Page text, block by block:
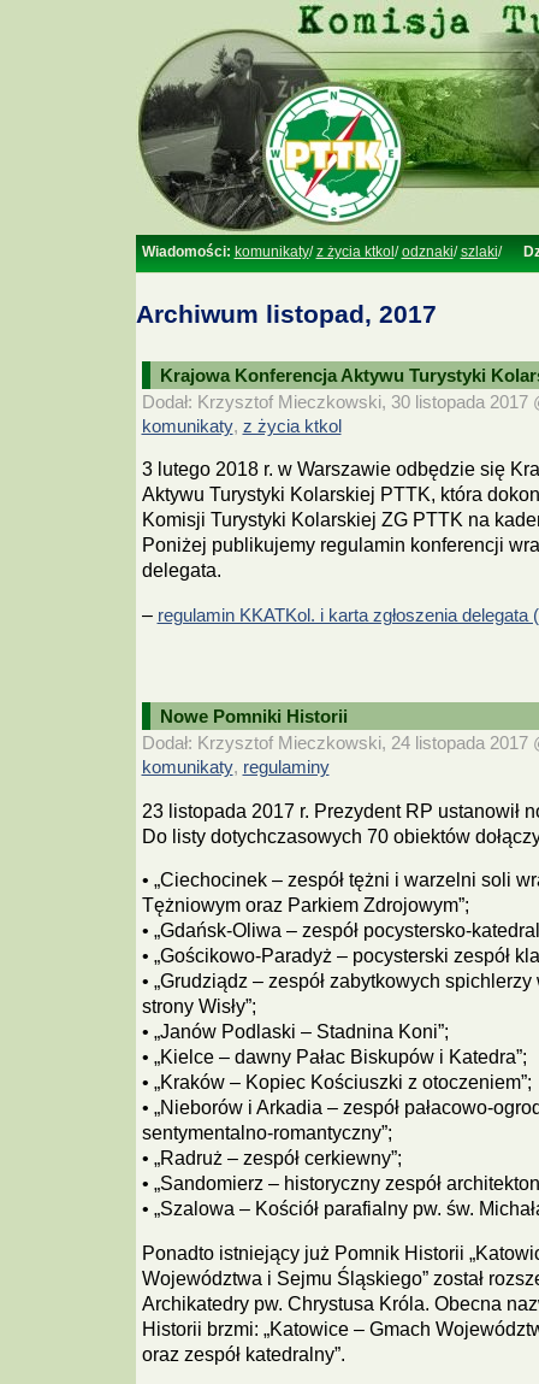
Wiadomości: komunikaty/z życia ktkol /odznaki/szlaki/
Archiwum listopad, 2017
Krajowa Konferencja Aktywu Turystyki
Dodał: Krzysztof Mieczkowski, 30 listopada 2017
komunikaty, z życia ktkol
3 lutego 2018 r. w Warszawie odbędzie się
Aktywu Turystyki Kolarskiej PTTK, która
Komisji Turystyki Kolarskiej ZG PTTK na
Poniżej publikujemy regulamin konferencji
delegata.
– regulamin KKATKol. i karta zgłoszenia delegata
Nowe Pomniki Historii
Dodał: Krzysztof Mieczkowski, 24 listopada 2017
komunikaty, regulaminy
23 listopada 2017 r. Prezydent RP ustanowił
Do listy dotychczasowych 70 obiektów
• „Ciechocinek – zespół tężni i warzelni soli
Tężniowym oraz Parkiem Zdrojowym”;
• „Gdańsk-Oliwa – zespół pocystersko-
• „Gościkowo-Paradyż – pocysterski zespół
• „Grudziądz – zespół zabytkowych
strony Wisły”;
• „Janów Podlaski – Stadnina Koni”;
• „Kielce – dawny Pałac Biskupów i Katedra”;
• „Kraków – Kopiec Kościuszki z otoczeniem”;
• „Nieborów i Arkadia – zespół pałacowo-
sentymentalno-romantyczny”;
• „Radruż – zespół cerkiewny”;
• „Sandomierz – historyczny zespół
• „Szalowa – Kościół parafialny pw. św.
Ponadto istniejący już Pomnik Historii
Województwa i Sejmu Śląskiego” został
Archikatedry pw. Chrystusa Króla. Obecna
Historii brzmi: „Katowice – Gmach
oraz zespół katedralny”.